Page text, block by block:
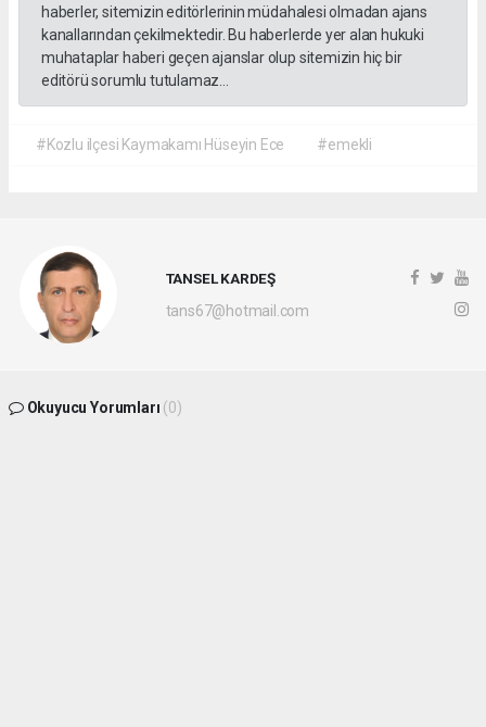
haberler, sitemizin editörlerinin müdahalesi olmadan ajans
kanallarından çekilmektedir. Bu haberlerde yer alan hukuki
muhataplar haberi geçen ajanslar olup sitemizin hiç bir
editörü sorumlu tutulamaz...
#Kozlu ilçesi Kaymakamı Hüseyin Ece #emekli
TANSEL KARDEŞ
tans67@hotmail.com
Okuyucu Yorumları (0)